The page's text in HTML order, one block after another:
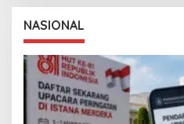
NASIONAL